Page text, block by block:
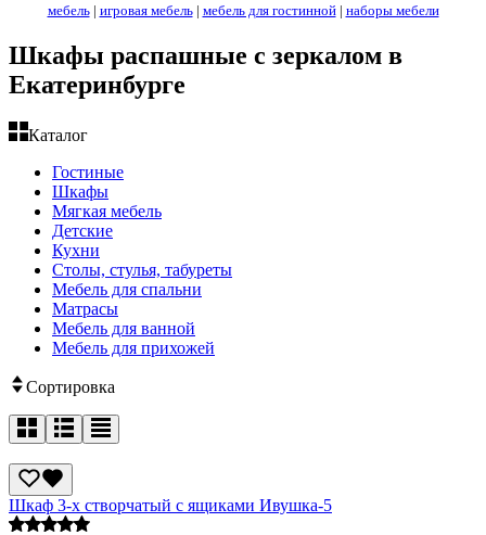
мебель| игровая мебель| мебель для гостинной| наборы мебели
Шкафы распашные с зеркалом в
Екатеринбурге
Каталог
Гостиные
Шкафы
Мягкая мебель
Детские
Кухни
Столы, стулья, табуреты
Мебель для спальни
Матрасы
Мебель для ванной
Мебель для прихожей
Сортировка
Шкаф 3-х створчатый с ящиками Ивушка-5